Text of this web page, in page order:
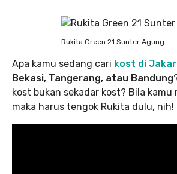
Rukita Green 21 Sunter Agung
Apa kamu sedang cari kost di
Bekasi, Tangerang, atau Bandung
kost bukan sekadar kost? Bila kamu
maka harus tengok Rukita dulu, nih!